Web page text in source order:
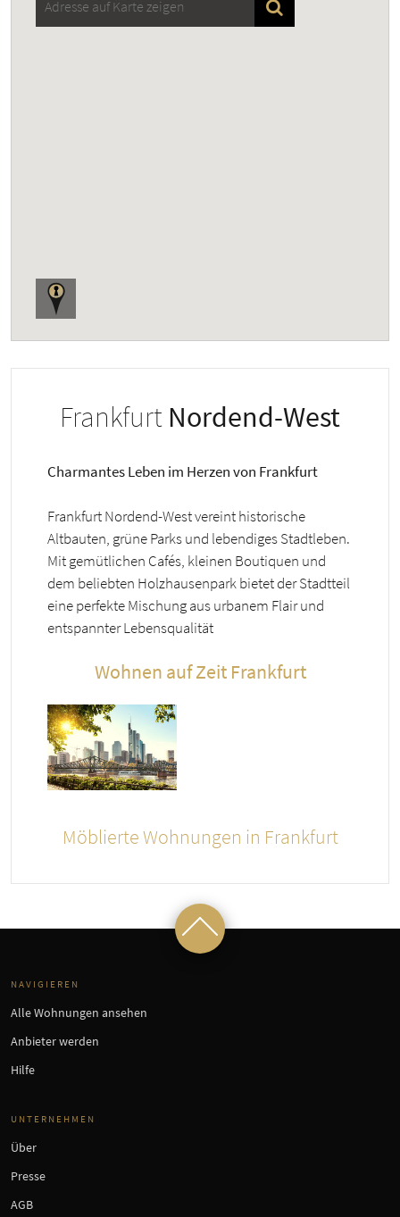
Frankfurt Nordend-West
Charmantes Leben im Herzen von Frankfurt
Frankfurt Nordend-West vereint historische
Altbauten, grüne Parks und lebendiges Stadtleben.
Mit gemütlichen Cafés, kleinen Boutiquen und
dem beliebten Holzhausenpark bietet der Stadtteil
eine perfekte Mischung aus urbanem Flair und
entspannter Lebensqualität
Wohnen auf Zeit Frankfurt
Möblierte Wohnungen in Frankfurt
NAVIGIEREN
Alle Wohnungen ansehen
Anbieter werden
Hilfe
UNTERNEHMEN
Über
Presse
AGB